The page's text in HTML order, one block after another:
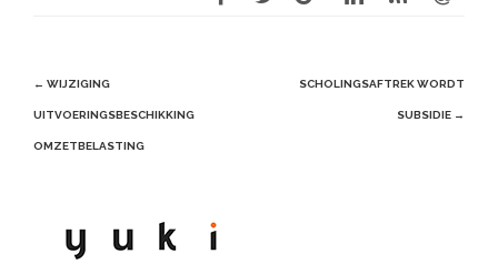
Post
navigation
← WIJZIGING
UITVOERINGSBESCHIKKING
OMZETBELASTING
SCHOLINGSAFTREK WORDT
SUBSIDIE →